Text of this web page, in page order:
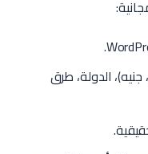
الدولة، طرق